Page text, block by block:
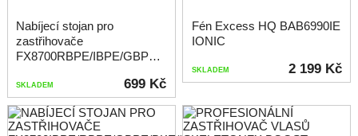
Nabíjecí stojan pro
zastřihovače
FX8700RBPE/IBPE/GBPE/BKE/RE/IE
699 Kč
SKLADEM
Fén Excess HQ BAB6990IE
IONIC
2 199 Kč
SKLADEM